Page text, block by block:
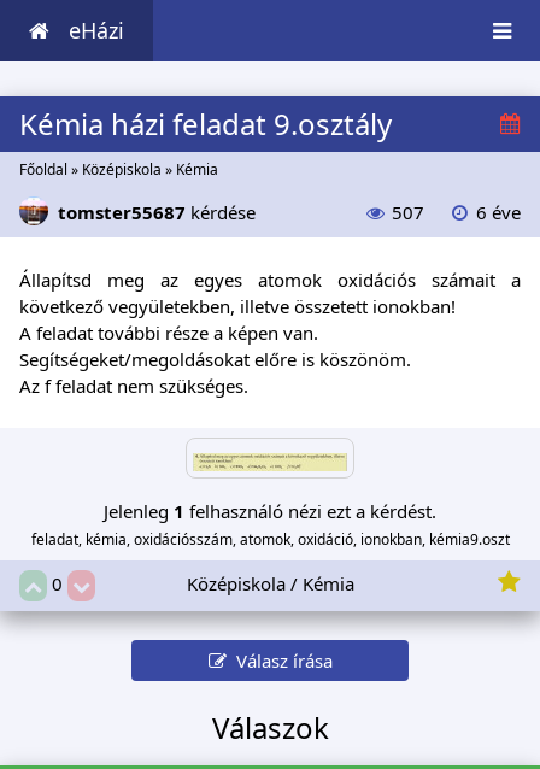
eHázi
Kémia házi feladat 9.osztály
Főoldal » Középiskola » Kémia
tomster55687 kérdése 507 6 éve
Állapítsd meg az egyes atomok oxidációs számait a
következő vegyületekben, illetve összetett ionokban!
A feladat további része a képen van.
Segítségeket/megoldásokat előre is köszönöm.
Az f feladat nem szükséges.
Jelenleg 1 felhasználó nézi ezt a kérdést.
feladat, kémia, oxidációsszám, atomok, oxidáció, ionokban, kémia9.oszt
0 Középiskola / Kémia
Válasz írása
Válaszok